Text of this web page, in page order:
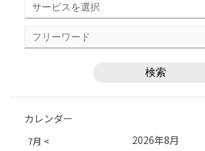
カレンダー
7月 < 2026年8月